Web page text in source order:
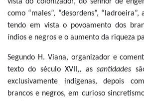
como “males”, “desordens”,
tendo em vista o povoamento dos
índios e negros e o aumento da riqueza
Segundo H. Viana, organizador e
texto do século XVII,, assantidades
exclusivamente indígenas, depois
brancos e negros, em curioso